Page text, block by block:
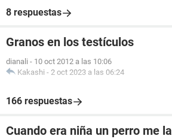
8 respuestas
Granos en los testículos
dianali - 10 oct 2012 a las 10:06
Kakashi - 2 oct 2023 a las 06:24
166 respuestas
Cuando era niña un perro me